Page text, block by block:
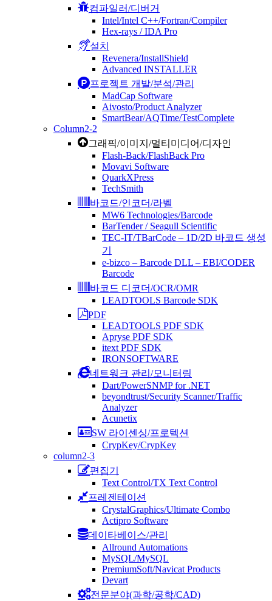
컴파일러/디버거
Intel/Intel C++/Fortran/Compiler
Hex-rays / IDA Pro
설치
Revenera/InstallShield
Advanced INSTALLER
프로젝트 개발/분석/관리
MadCap Software
Aivosto/Product Analyzer
SmartBear/AQTime/TestComplete
Column2-2
그래픽/이미지/멀티미디어/디자인
Flash-Back/FlashBack Pro
Movavi Software
QuarkXPress
TechSmith
바코드/인코더/라벨
MW6 Technologies/Barcode
BarTender / Seagull Scientific
TEC-IT/TBarCode – 1D/2D 바코드 생성
기
e-bizco – Barcode DLL – EBI/CODER
Barcode
바코드 디코더/OCR/OMR
LEADTOOLS Barcode SDK
PDF
LEADTOOLS PDF SDK
Apryse PDF SDK
itext PDF SDK
IRONSOFTWARE
네트워크 관리/모니터링
Dart/PowerSNMP for .NET
beyondtrust/Security Scanner/Traffic
Analyzer
Acunetix
SW 라이센싱/프로텍션
CrypKey/CrypKey
column2-3
편집기
Text Control/TX Text Control
프레젠테이션
CrystalGraphics/Ultimate Combo
Actipro Software
데이타베이스/관리
Allround Automations
MySQL/MySQL
PremiumSoft/Navicat Products
Devart
전문분야(과학/공학/CAD)